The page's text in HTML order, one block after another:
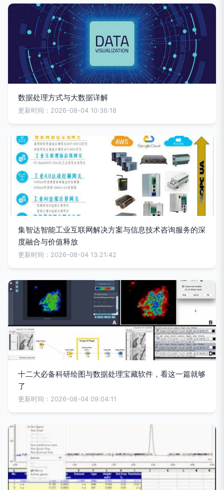
数据处理方式与大数据详解
更新时间：2026-08-04 10:36:18
集智达智能工业互联网解决方案与信息技术咨询服务的深
度融合与价值释放
更新时间：2026-08-04 13:21:42
十二大必备科研绘图与数据处理宝藏软件，看这一篇就够
了
更新时间：2026-08-04 09:04:11